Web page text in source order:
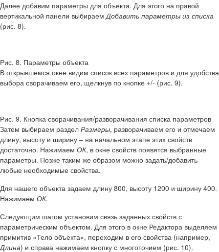
Далее добавим параметры для объекта. Для этого на правой
вертикальной панели выбираемДобавить параметры из списка
(рис. 8).
Рис. 8. Параметры объекта
В открывшемся окне видим список всех параметров и для удобства
выбора сворачиваем его, щелкнув по кнопке +/- (рис. 9).
Рис. 9. Кнопка сворачивания/разворачивания списка параметров
Затем выбираем раздел Размеры, разворачиваем его и отмечаем
длину, высоту и ширину – на начальном этапе этих свойств
достаточно. Нажимаем ОК, в окне свойств появятся выбранные
параметры. Позже таким же образом можно задать/добавить
любые необходимые свойства.
Для нашего объекта задаем длину 800, высоту 1200 и ширину 400.
Нажимаем ОК.
Следующим шагом установим связь заданных свойств с
параметрическим объектом. Для этого в окне Редактора выделяем
примитив «Тело объекта», переходим в его свойства (например,
Длина) и справа нажимаем кнопку с многоточием (рис. 10).